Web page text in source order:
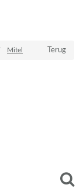
Terug
Mitel